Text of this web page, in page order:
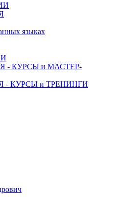
языках
- КУРСЫ и МАСТЕР-
КУРСЫ и ТРЕНИНГИ